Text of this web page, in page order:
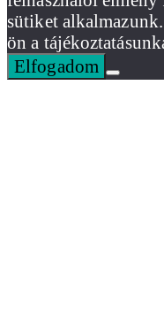
sütiket
ön a
Elfogadom